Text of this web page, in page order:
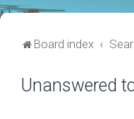
Board index
Unanswered